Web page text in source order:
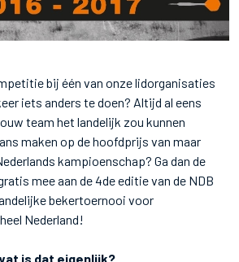
bij één van onze lidorganisaties
iets anders te doen? Altijd al eens
team het landelijk zou kunnen
maken op de hoofdprijs van maar
kampioenschap? Ga dan de
mee aan de 4de editie van de NDB
bekertoernooi voor
Nederland!
is dat eigenlijk?